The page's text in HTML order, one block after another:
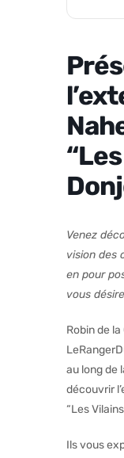
Venez
vision des
en pour
vous
Robin de
au long de
découvrir
“Les
Ils vous